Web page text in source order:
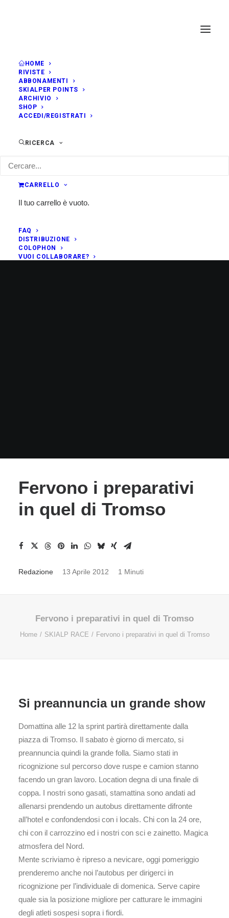
HOME
RIVISTE
ABBONAMENTI
SKIALPER POINTS
ARCHIVIO
SHOP
ACCEDI/REGISTRATI
RICERCA
CARRELLO
Il tuo carrello è vuoto.
FAQ
DISTRIBUZIONE
COLOPHON
VUOI COLLABORARE?
Fervono i preparativi
in quel di Tromso
Redazione 13 Aprile 2012 1 Minuti
Fervono i preparativi in quel di Tromso
Home SKIALP RACE Fervono i preparativi in quel di Tromso
Si preannuncia un grande show
Domattina alle 12 la sprint partirà direttamente dalla
piazza di Tromso. Il sabato è giorno di mercato, si
preannuncia quindi la grande folla. Siamo stati in
ricognizione sul percorso dove ruspe e camion stanno
facendo un gran lavoro. Location degna di una finale di
coppa. I nostri sono gasati, stamattina sono andati ad
allenarsi prendendo un autobus direttamente difronte
all’hotel e confondendosi con i locals. Chi con la 24 ore,
chi con il carrozzino ed i nostri con sci e zainetto. Magica
atmosfera del Nord.
Mente scriviamo è ripreso a nevicare, oggi pomeriggio
prenderemo anche noi l’autobus per dirigerci in
ricognizione per l’individuale di domenica. Serve capire
quale sia la posizione migliore per catturare le immagini
degli atleti sospesi sopra i fiordi.